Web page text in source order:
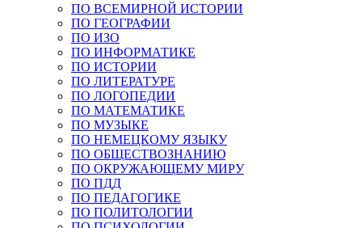
ПО ВСЕМИРНОЙ ИСТОРИИ
ПО ГЕОГРАФИИ
ПО ИЗО
ПО ИНФОРМАТИКЕ
ПО ИСТОРИИ
ПО ЛИТЕРАТУРЕ
ПО ЛОГОПЕДИИ
ПО МАТЕМАТИКЕ
ПО МУЗЫКЕ
ПО НЕМЕЦКОМУ ЯЗЫКУ
ПО ОБЩЕСТВОЗНАНИЮ
ПО ОКРУЖАЮЩЕМУ МИРУ
ПО ПДД
ПО ПЕДАГОГИКЕ
ПО ПОЛИТОЛОГИИ